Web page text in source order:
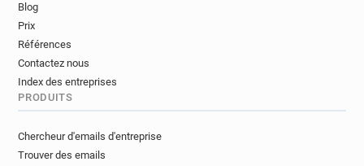
u***********@normandie-univ.fr
u************@normandie-univ.fr
y*******@normandie-univ.fr
j***********@normandie-univ.fr
u*****@normandie-univ.fr
Blog
Prix
Références
Contactez nous
Index des entreprises
PRODUITS
Chercheur d'emails d'entreprise
Trouver des emails